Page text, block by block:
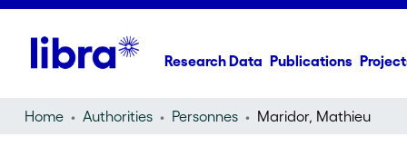
Research Data Publications
Home Authorities Personnes Maridor, Mathieu